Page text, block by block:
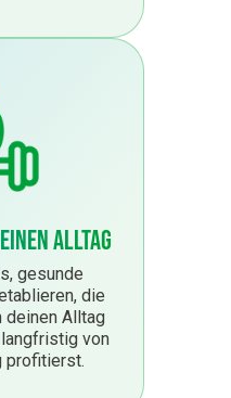
Alltag
gesunde
die
deinen Alltag
von
profitierst.